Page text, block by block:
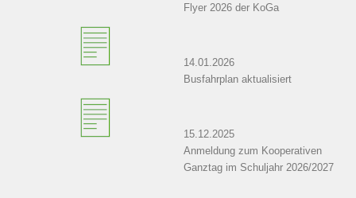
Flyer 2026 der KoGa
14.01.2026
Busfahrplan aktualisiert
15.12.2025
Anmeldung zum Kooperativen
Ganztag im Schuljahr 2026/2027